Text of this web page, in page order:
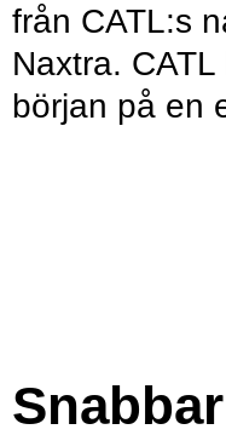
från CATL:s
Naxtra.
början på en